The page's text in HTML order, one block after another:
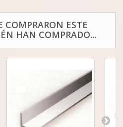
COMPRARON ESTE
HAN COMPRADO...